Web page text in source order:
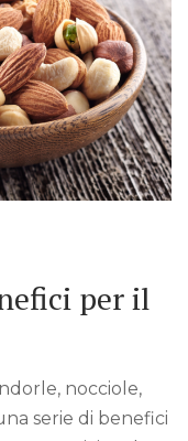
per il
nocciole,
serie di benefici